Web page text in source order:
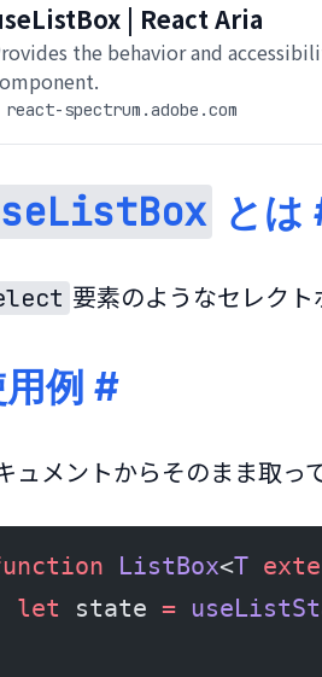
| React Aria
the behavior and
react-spectrum.adobe.com
とは
要素のようなセレクト
例 #
ュメントからそのまま取っ
ListBox<T
let
state =